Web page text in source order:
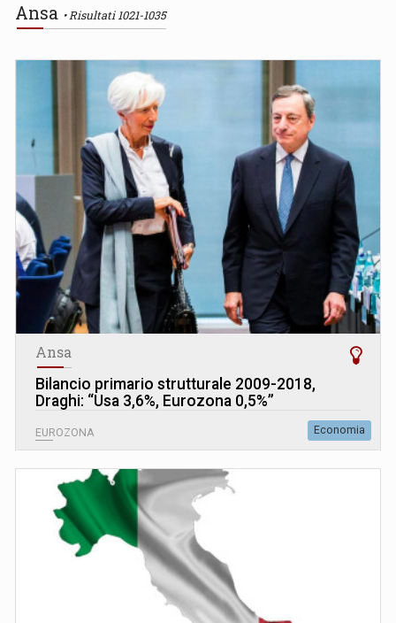
Ansa Risultati 1021-1035
Ansa
Bilancio primario strutturale 2009-2018,
Draghi: “Usa 3,6%, Eurozona 0,5%”
EUROZONA Economia